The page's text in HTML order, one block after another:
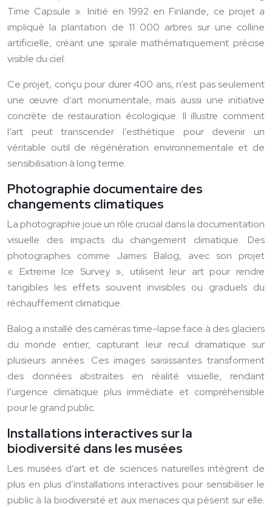
Time Capsule ». Initié en 1992 en Finlande, ce projet a
impliqué la plantation de 11 000 arbres sur une colline
artificielle, créant une spirale mathématiquement précise
visible du ciel.
Ce projet, conçu pour durer 400 ans, n’est pas seulement
une œuvre d’art monumentale, mais aussi une initiative
concrète de restauration écologique. Il illustre comment
l’art peut transcender l’esthétique pour devenir un
véritable outil de régénération environnementale et de
sensibilisation à long terme.
Photographie documentaire des
changements climatiques
La photographie joue un rôle crucial dans la documentation
visuelle des impacts du changement climatique. Des
photographes comme James Balog, avec son projet
« Extreme Ice Survey », utilisent leur art pour rendre
tangibles les effets souvent invisibles ou graduels du
réchauffement climatique.
Balog a installé des caméras time-lapse face à des glaciers
du monde entier, capturant leur recul dramatique sur
plusieurs années. Ces images saisissantes transforment
des données abstraites en réalité visuelle, rendant
l’urgence climatique plus immédiate et compréhensible
pour le grand public.
Installations interactives sur la
biodiversité dans les musées
Les musées d’art et de sciences naturelles intègrent de
plus en plus d’installations interactives pour sensibiliser le
public à la biodiversité et aux menaces qui pèsent sur elle.